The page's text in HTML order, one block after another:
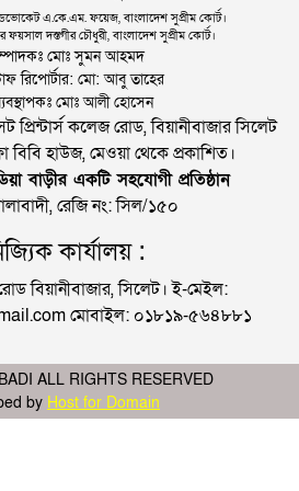
এ.কে.এম. ফয়েজ, বাংলাদেশ সুপ্রীম কোর্ট।
ফয়সাল দস্তগীর চৌধুরী, বাংলাদেশ সুপ্রীম কোর্ট।
মোঃ সুমন আহমদ
রিপোর্টার: মো: আবু তাহের
মোঃ আলী হোসেন
কলেজ রোড, বিয়ানীবাজার সিলেট
বিবি হাউজ, মেওয়া থেকে প্রকাশিত।
বাড়ীর একটি সহযোগী প্রতিষ্ঠান
রেজি নং: সিল/১৫০
কার্যালয় :
বিয়ানীবাজার, সিলেট। ই-মেইল:
মোবাইল: ০১৮১৯-৫৬৪৮৮১
ALL RIGHTS RESERVED
by Host for Domain